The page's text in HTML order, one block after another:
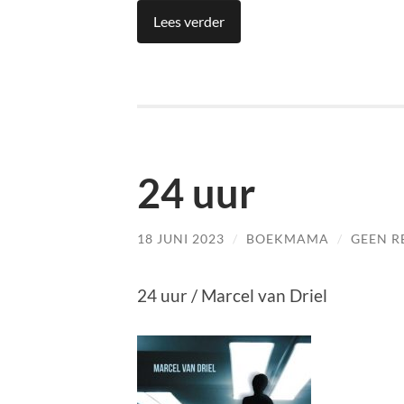
Lees verder
24 uur
18 JUNI 2023 / BOEKMAMA / GEEN
24 uur / Marcel van Driel